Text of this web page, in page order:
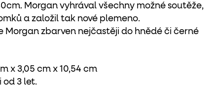
Morgan vyhrával všechny možné soutěže,
a založil tak nové plemeno.
Morgan zbarven nejčastěji do hnědé či černé
x 3,05 cm x 10,54 cm
od 3 let.